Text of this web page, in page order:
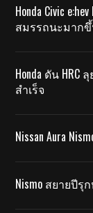
Honda Civic
สมรรถนะมาก
Honda ดัน
สำเร็จ
Nissan Aura
Nismo สยายปีรุ